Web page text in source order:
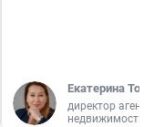
Екатерина
директор
недвижимости